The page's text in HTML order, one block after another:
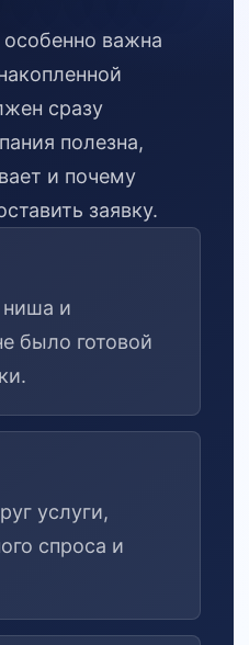
важна
сразу
полезна,
и почему
заявку.
и
было готовой
услуги,
спроса и